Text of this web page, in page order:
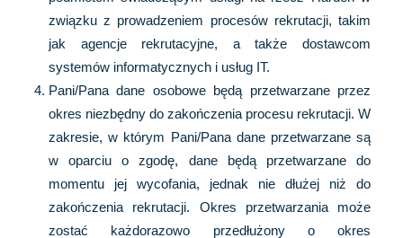
związku z prowadzeniem procesów rekrutacji, takim
jak agencje rekrutacyjne, a także dostawcom
systemów informatycznych i usług IT.
Pani/Pana dane osobowe będą przetwarzane przez
okres niezbędny do zakończenia procesu rekrutacji. W
zakresie, w którym Pani/Pana dane przetwarzane są
w oparciu o zgodę, dane będą przetwarzane do
momentu jej wycofania, jednak nie dłużej niż do
zakończenia rekrutacji. Okres przetwarzania może
zostać każdorazowo przedłużony o okres